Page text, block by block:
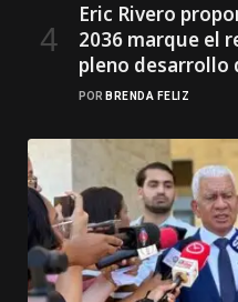
Eric Rivero
2036 marque el
pleno desarrollo
POR BRENDA FELIZ